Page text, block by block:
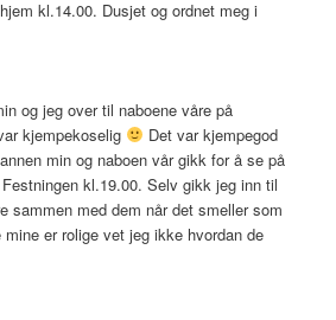
kl.14.00. Dusjet og ordnet meg i
og jeg over til naboene våre på
kjempekoselig
Det var kjempegod
min og naboen vår gikk for å se på
kl.19.00. Selv gikk jeg inn til
sammen med dem når det smeller som
er rolige vet jeg ikke hvordan de